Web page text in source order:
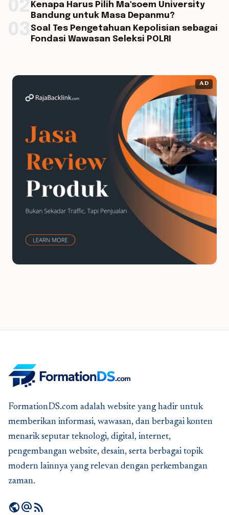
Kenapa Harus Pilih Ma'soem University
Bandung untuk Masa Depanmu?
Soal Tes Pengetahuan Kepolisian sebagai
Fondasi Wawasan Seleksi POLRI
AD
FormationDS.com adalah website yang hadir untuk
memberikan informasi, wawasan, dan berbagai konten
menarik seputar teknologi, digital, internet,
pengembangan website, desain, serta berbagai topik
modern lainnya yang relevan dengan perkembangan
zaman.
publicalternate_emailrss_feed